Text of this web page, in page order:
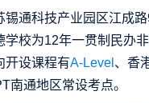
锡通科技产业园区江成
学校为12年一贯制民办
开设课程有A-Level 、香
南通地区常设考点。